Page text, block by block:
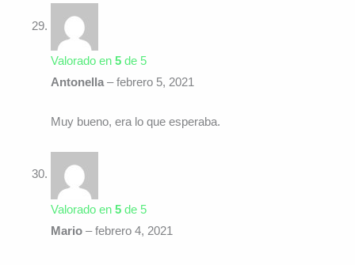
Valorado en 5de 5
Antonella – febrero 5, 2021
Muy bueno, era lo que esperaba.
Valorado en 5de 5
Mario – febrero 4, 2021